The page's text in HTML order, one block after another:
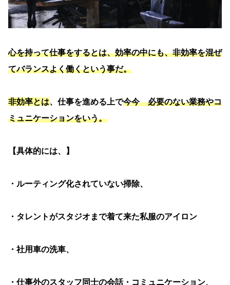
心を持って仕事をするとは、効率の中にも、非効率を混ぜ
てバランスよく働くという事だ。
非効率とは、仕事を進める上で今今 必要のない業務やコ
ミュニケーションをいう。
【具体的には、】
・ルーティング化されていない掃除、
・タレントがスタジオまで着て来た私服のアイロン
・社用車の洗車、
・仕事外のスタッフ同士の会話・コミュニケーション、